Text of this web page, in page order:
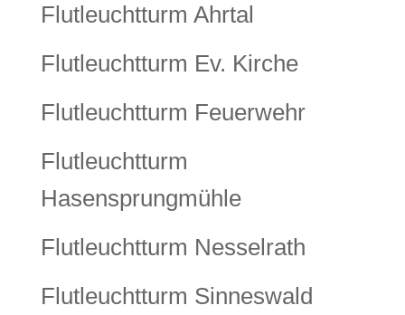
Flutleuchtturm Ahrtal
Flutleuchtturm Ev. Kirche
Flutleuchtturm Feuerwehr
Flutleuchtturm
Hasensprungmühle
Flutleuchtturm Nesselrath
Flutleuchtturm Sinneswald